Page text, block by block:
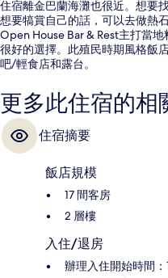
住宿離金巴蘭海灘也很近。想要
想要犒賞自己的話，可以去做熱
Open House Bar & Rest主打當
很好的選擇。此殖民時期風格飯
吧/輕食店和露台。
更多此住宿的相
住宿摘要
飯店規模
17 間客房
2 層樓
入住/退房
辦理入住開始時間